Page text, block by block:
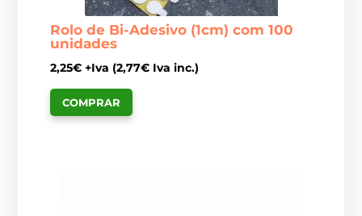
Rolo de Bi-Adesivo (1cm) com 100
unidades
2,25€ +Iva (2,77€ Iva inc.)
COMPRAR